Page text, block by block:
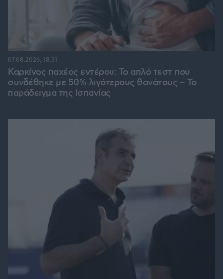
Καρκίνος παχέος εντέρου: Το απλό τεστ που
συνδέθηκε με 50% λιγότερους θανάτους – Το
παράδειγμα της Ισπανίας
07.08.2026, 18:31